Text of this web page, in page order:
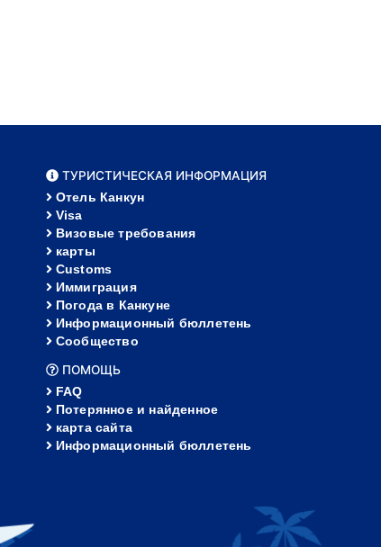
ТУРИСТИЧЕСКАЯ ИНФОРМАЦИЯ
Отель Канкун
Visa
Визовые требования
карты
Customs
Иммиграция
Погода в Канкуне
Информационный бюллетень
Сообщество
ПОМОЩЬ
FAQ
Потерянное и найденное
карта сайта
Информационный бюллетень